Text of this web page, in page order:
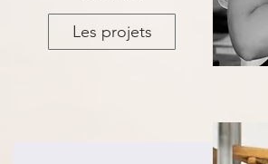
Les projets